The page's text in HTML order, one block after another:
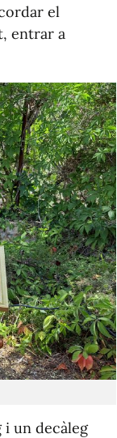
el
entrar a
i un decàleg